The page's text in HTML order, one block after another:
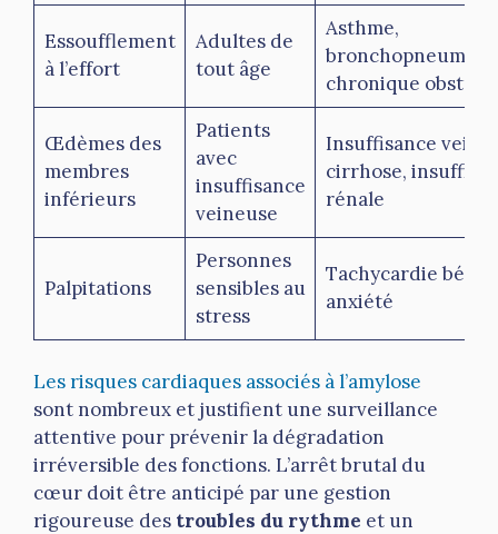
Essoufflement
à l’effort
Adultes de
tout âge
Asthme,
chronique
Œdèmes des
membres
inférieurs
Patients
avec
insuffisance
veineuse
Insuffisance
cirrhose,
rénale
Palpitations
Personnes
sensibles au
stress
Tachycardie
anxiété
Les risques cardiaques associés à l’amylose
sont nombreux et justifient une surveillance
attentive pour prévenir la dégradation
irréversible des fonctions. L’arrêt brutal du
cœur doit être anticipé par une gestion
rigoureuse des troubles du rythme et un